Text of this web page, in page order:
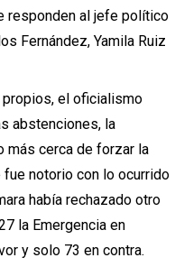
responden al jefe político
Fernández, Yamila Ruiz
el oficialismo
abstenciones, la
más cerca de forzar la
notorio con lo ocurrido
había rechazado otro
la Emergencia en
y solo 73 en contra.